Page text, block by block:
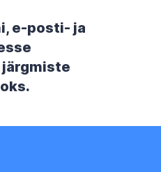
e-posti- ja